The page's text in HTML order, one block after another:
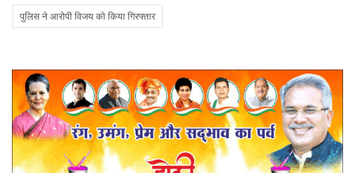
पुलिस ने आरोपी विजय को किया गिरफ्तार